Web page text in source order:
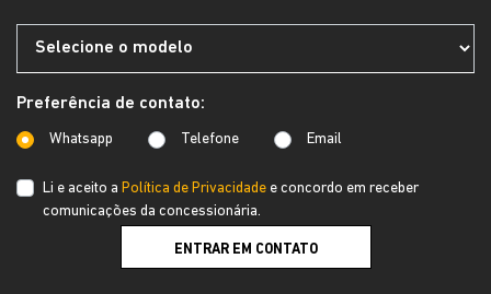
Preferência de contato:
Whatsapp Telefone Email
Li e aceito a Política de Privacidade e concordo em receber
comunicações da concessionária.
ENTRAR EM CONTATO